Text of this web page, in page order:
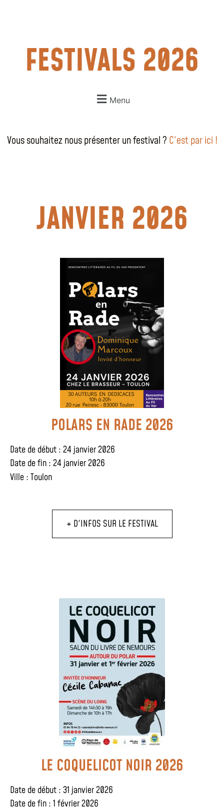
FESTIVALS 2026
Menu
Vous souhaitez nous présenter un festival ? C’est par ici !
JANVIER 2026
POLARS EN RADE 2026
Date de début : 24 janvier 2026
Date de fin : 24 janvier 2026
Ville : Toulon
+ D'INFOS SUR LE FESTIVAL
LE COQUELICOT NOIR 2026
Date de début : 31 janvier 2026
Date de fin : 1 février 2026